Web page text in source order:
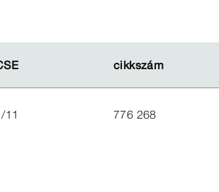
cikkszám
cikkszám
11 776 268